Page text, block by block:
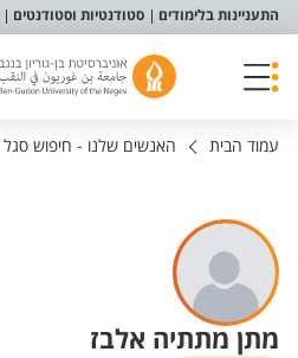
תפריט נגישות
התעניינות בלימודים סטודנטיות וסטודנטים
עמוד הבית האנשים שלנו - חיפוש סגל
מתן מתתיה אלבז